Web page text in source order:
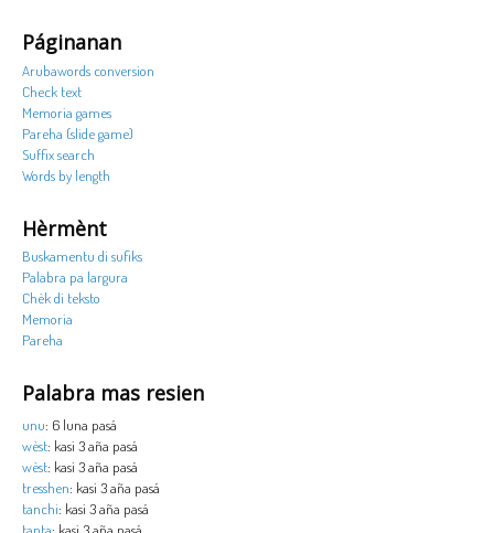
Páginanan
Arubawords conversion
Check text
Memoria games
Pareha (slide game)
Suffix search
Words by length
Hèrmènt
Buskamentu di sufiks
Palabra pa largura
Chèk di teksto
Memoria
Pareha
Palabra mas resien
unu: 6 luna pasá
wèst: kasi 3 aña pasá
wèst: kasi 3 aña pasá
tresshen: kasi 3 aña pasá
tanchi: kasi 3 aña pasá
tanta: kasi 3 aña pasá